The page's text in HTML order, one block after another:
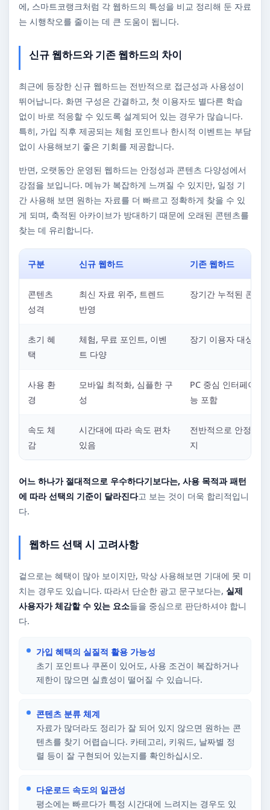
에, 스마트코랭크처럼 각 웹하드의 특성을 비교 정리해 둔 자료
는 시행착오를 줄이는 데 큰 도움이 됩니다.
신규 웹하드와 기존 웹하드의 차이
최근에 등장한 신규 웹하드는 전반적으로 접근성과 사용성이
뛰어납니다. 화면 구성은 간결하고, 첫 이용자도 별다른 학습
없이 바로 적응할 수 있도록 설계되어 있는 경우가 많습니다.
특히, 가입 직후 제공되는 체험 포인트나 한시적 이벤트는 부담
없이 사용해보기 좋은 기회를 제공합니다.
반면, 오랫동안 운영된 웹하드는 안정성과 콘텐츠 다양성에서
강점을 보입니다. 메뉴가 복잡하게 느껴질 수 있지만, 일정 기
간 사용해 보면 원하는 자료를 더 빠르고 정확하게 찾을 수 있
게 되며, 축적된 아카이브가 방대하기 때문에 오래된 콘텐츠를
찾는 데 유리합니다.
구분 신규 웹하드 기존 웹하드
콘텐츠
성격
최신 자료 위주, 트렌드
반영
장기간 누적된 콘텐
초기 혜
택
체험, 무료 포인트, 이벤
트 다양
장기 이용자 대상 혜
사용 환
경
모바일 최적화, 심플한 구
성
PC 중심 인터페이스,
능 포함
속도 체
감
시간대에 따라 속도 편차
있음
전반적으로 안정적
지
어느 하나가 절대적으로 우수하다기보다는, 사용 목적과 패턴
에 따라 선택의 기준이 달라진다고 보는 것이 더욱 합리적입니
다.
웹하드 선택 시 고려사항
겉으로는 혜택이 많아 보이지만, 막상 사용해보면 기대에 못 미
치는 경우도 있습니다. 따라서 단순한 광고 문구보다는, 실제
사용자가 체감할 수 있는 요소들을 중심으로 판단하셔야 합니
다.
가입 혜택의 실질적 활용 가능성
초기 포인트나 쿠폰이 있어도, 사용 조건이 복잡하거나
제한이 많으면 실효성이 떨어질 수 있습니다.
콘텐츠 분류 체계
자료가 많더라도 정리가 잘 되어 있지 않으면 원하는 콘
텐츠를 찾기 어렵습니다. 카테고리, 키워드, 날짜별 정
렬 등이 잘 구현되어 있는지를 확인하십시오.
다운로드 속도의 일관성
평소에는 빠르다가 특정 시간대에 느려지는 경우도 있